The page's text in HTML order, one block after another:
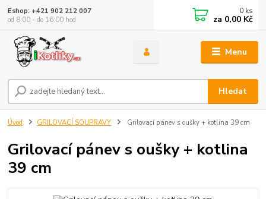
Menu
Hledat
Eshop: +421 902 212 007
od 8:00 - do 16:00 hod
0 ks
za 0,00 Kč
Úvod GRILOVACÍ SOUPRAVY Grilovací pánev s oušky + kotlina 39 cm
Grilovací pánev s oušky + kotlina
39 cm